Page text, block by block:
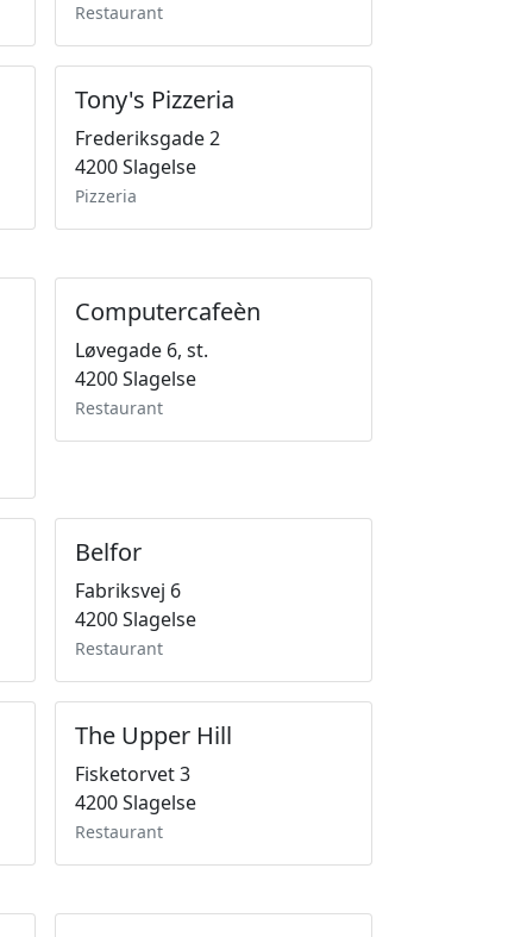
Restaurant
Tony's Pizzeria
Frederiksgade 2
4200 Slagelse
Pizzeria
Computercafeèn
Løvegade 6, st.
4200 Slagelse
Restaurant
Belfor
Fabriksvej 6
4200 Slagelse
Restaurant
The Upper Hill
Fisketorvet 3
4200 Slagelse
Restaurant